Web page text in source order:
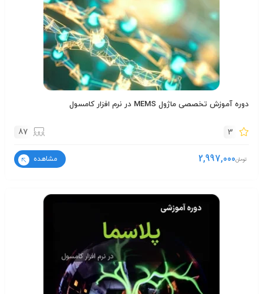
دوره آموزش تخصصی ماژول MEMS در نرم افزار کامسول
3
87
تومان2,997,000 مشاهده